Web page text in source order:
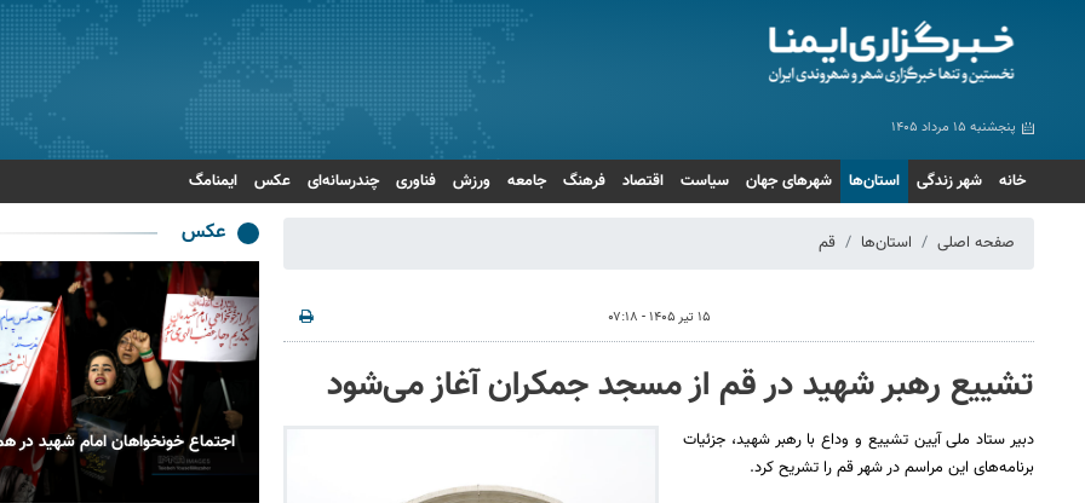
پنجشنبه ۱۵ مرداد ۱۴۰۵
خانه شهر زندگی استان‌ها شهرهای جهان سیاست اقتصاد فرهنگ جامعه ورزش فناوری چندرسانه‌ای عکس ایمنامگ
صفحه اصلی استان‌ها قم
۱۵ تیر ۱۴۰۵ - ۰۷:۱۸
تشییع رهبر شهید در قم از مسجد جمکران آغاز می‌شود
دبیر ستاد ملی آیین تشییع و وداع با رهبر شهید، جزئیات
برنامه‌های این مراسم در شهر قم را تشریح کرد.
عکس
بدرقه حماسی رهبر شهید انقلاب در مشهد اجتماع خونخواهان امام شهید در